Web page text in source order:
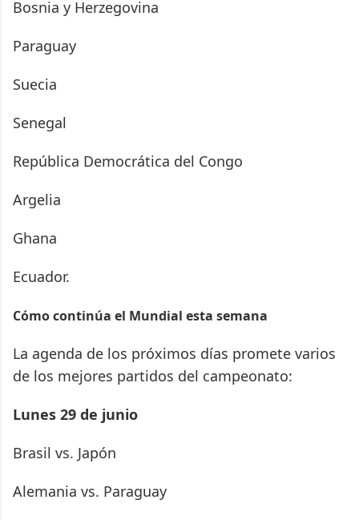
Bosnia y Herzegovina
Paraguay
Suecia
Senegal
República Democrática del Congo
Argelia
Ghana
Ecuador.
Cómo continúa el Mundial esta semana
La agenda de los próximos días promete varios
de los mejores partidos del campeonato:
Lunes 29 de junio
Brasil vs. Japón
Alemania vs. Paraguay